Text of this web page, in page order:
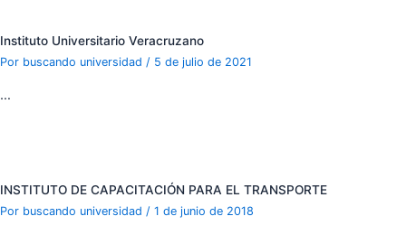
Instituto Universitario Veracruzano
Por buscando universidad / 5 de julio de 2021
…
INSTITUTO DE CAPACITACIÓN PARA EL TRANSPORTE
Por buscando universidad / 1 de junio de 2018